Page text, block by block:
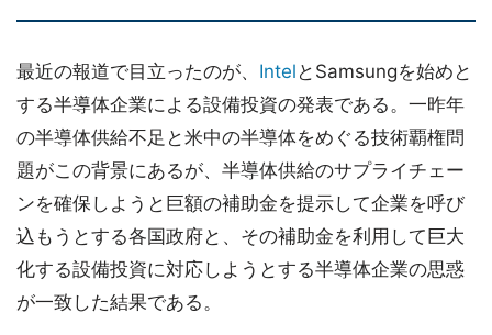
最近の報道で目立ったのが、 Intel とSamsungを始めと
する半導体企業による設備投資の発表である。一昨年
の半導体供給不足と米中の半導体をめぐる技術覇権問
題がこの背景にあるが、半導体供給のサプライチェー
ンを確保しようと巨額の補助金を提示して企業を呼び
込もうとする各国政府と、その補助金を利用して巨大
化する設備投資に対応しようとする半導体企業の思惑
が一致した結果である。